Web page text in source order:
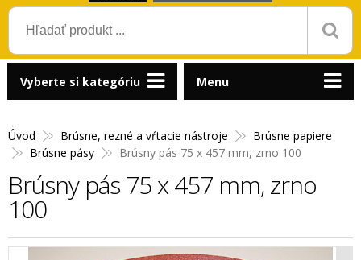
Úvod Brúsne, rezné a vŕtacie nástroje
Brúsne papiere
Brúsne pásy
Brúsny pás 75 x 457 mm, zrno 100
Brúsny pás 75 x 457 mm, zrno
100
Vyberte si kategóriu Menu